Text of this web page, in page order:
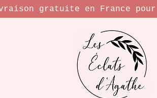
gratuite en France pour